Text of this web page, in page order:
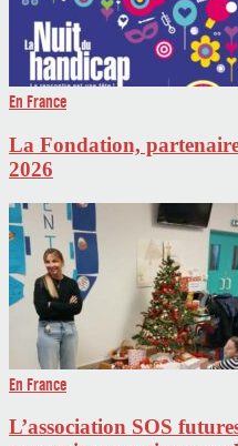
En France
La Fondation,
2026
En France
L’association SOS